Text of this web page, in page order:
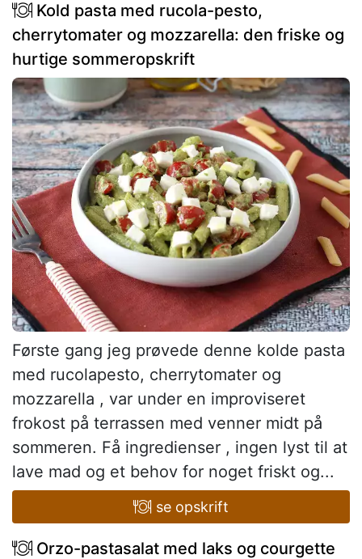
Kold pasta med rucola-pesto,
cherrytomater og mozzarella: den friske og
hurtige sommeropskrift
Første gang jeg prøvede denne kolde pasta
med rucolapesto, cherrytomater og
mozzarella , var under en improviseret
frokost på terrassen med venner midt på
sommeren. Få ingredienser , ingen lyst til at
lave mad og et behov for noget friskt og...
se opskrift
Orzo-pastasalat med laks og courgette